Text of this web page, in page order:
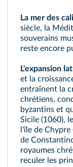
La mer des
siècle, la
souverains
reste encore
L'expansion
et la
entraînent la
chrétiens,
byzantins et
Sicile (1060),
l'île de
de
royaumes
reculer les